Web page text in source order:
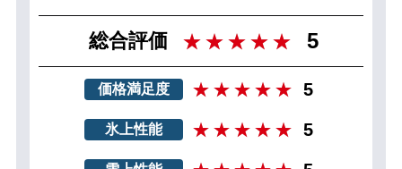
総合評価 5
価格満足度 5
氷上性能 5